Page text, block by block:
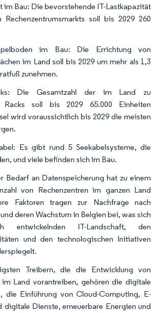
im Bau: Die bevorstehende IT-Lastkapazität
Rechenzentrumsmarkts soll bis 2029 260
im Bau: Die Errichtung von
im Land soll bis 2029 um mehr als 1,3
zunehmen.
Die Gesamtzahl der im Land zu
Racks soll bis 2029 65.000 Einheiten
wird voraussichtlich bis 2029 die meisten
Es gibt rund 5 Seekabelsysteme, die
und viele befinden sich im Bau.
Bedarf an Datenspeicherung hat zu einem
von Rechenzentren im ganzen Land
Faktoren tragen zur Nachfrage nach
deren Wachstum in Belgien bei, was sich
IT-Landschaft, den
und den technologischen Initiativen
Treibern, die die Entwicklung von
im Land vorantreiben, gehören die digitale
die Einführung von Cloud-Computing, E-
digitale Dienste, erneuerbare Energien und